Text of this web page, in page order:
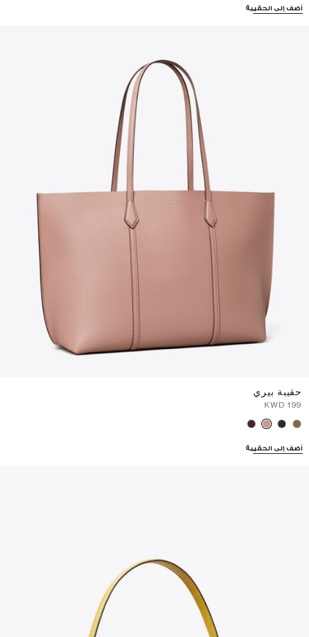
أضف إلى الحقيبة
حقيبة بيري
أضف إلى الحقيبة